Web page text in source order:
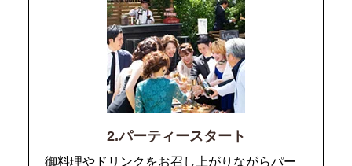
2.パーティースタート
御料理やドリンクをお召し上がりながらパー